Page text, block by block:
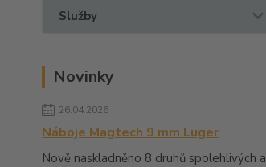
Služby
Novinky
26.04.2026
Náboje Magtech 9 mm Luger
Nově naskladněno 8 druhů spolehlivých a